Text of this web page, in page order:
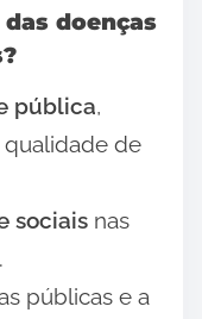
doenças
pública,
de
sociais nas
públicas e a